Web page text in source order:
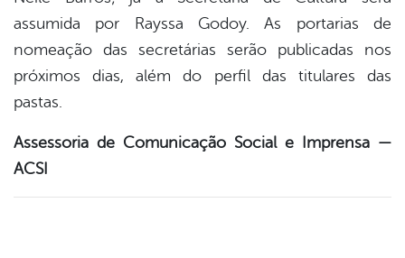
assumida por Rayssa Godoy. As portarias de
nomeação das secretárias serão publicadas nos
próximos dias, além do perfil das titulares das
pastas.
Assessoria de Comunicação Social e Imprensa —
ACSI